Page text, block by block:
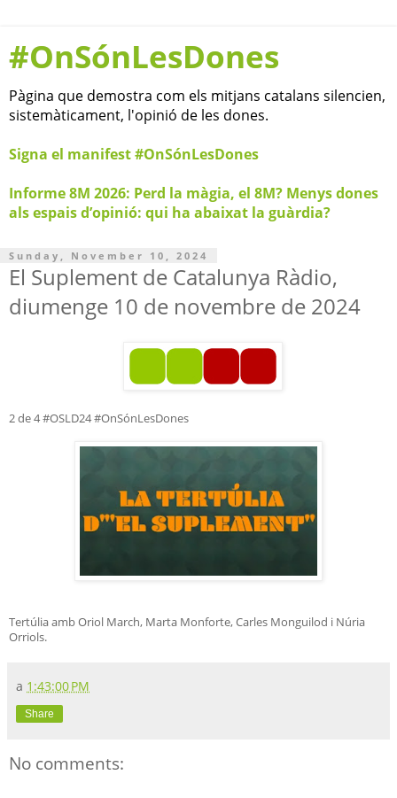
#OnSónLesDones
Pàgina que demostra com els mitjans catalans silencien,
sistemàticament, l'opinió de les dones.
Signa el manifest #OnSónLesDones
Informe 8M 2026: Perd la màgia, el 8M? Menys dones
als espais d’opinió: qui ha abaixat la guàrdia?
Sunday, November 10, 2024
El Suplement de Catalunya Ràdio,
diumenge 10 de novembre de 2024
2 de 4 #OSLD24 #OnSónLesDones
Tertúlia amb Oriol March, Marta Monforte, Carles Monguilod i Núria
Orriols.
a 1:43:00 PM
Share
No comments: